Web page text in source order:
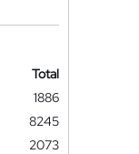
Total
1886
8245
2073